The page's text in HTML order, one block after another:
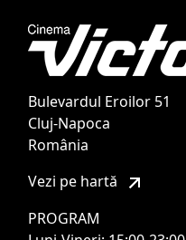
Bulevardul Eroilor 51
Cluj-Napoca
România
Vezi pe hartă
PROGRAM